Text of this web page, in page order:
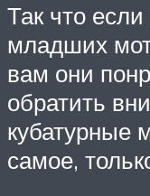
Так что
младших
вам они
обратить
кубатурные
самое,